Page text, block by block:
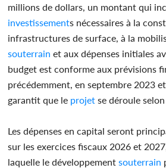
millions de dollars, un montant qui
investissements nécessaires à la
infrastructures de surface, à la
souterrain et aux dépenses initiales
budget est conforme aux prévisions
précédemment, en septembre 2023
garantit que le projet se déroule
Les dépenses en capital seront
sur les exercices fiscaux 2026 et
laquelle le développement souterrain